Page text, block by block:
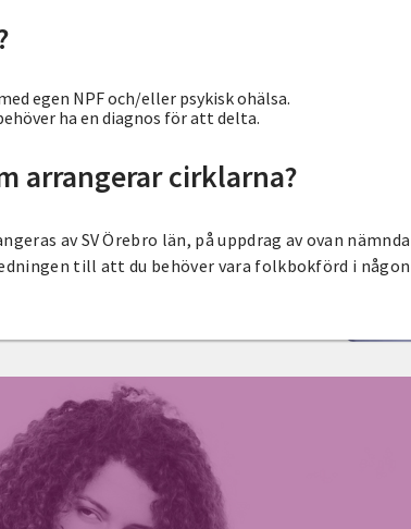
egen NPF och/eller psykisk ohälsa.
ha en diagnos för att delta.
arrangerar cirklarna?
av SV Örebro län, på uppdrag av ovan nämnda
till att du behöver vara folkbokförd i någon